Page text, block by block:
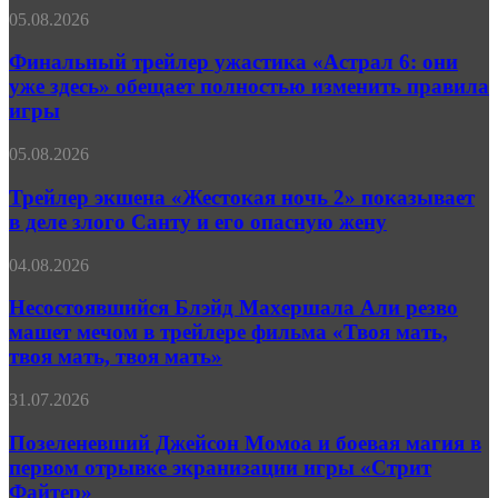
девиантами
трейлере
«Праймтайма»
Финальный
ужастика
6:
они
здесь»
полностью
изменить
правила
игры
05.08.2026
Финальный трейлер ужастика «Астрал 6: они
уже здесь» обещает полностью изменить правила
игры
Трейлер
«Жестокая
ночь 2»
показывает
деле
Санту
и
его
жену
05.08.2026
Трейлер экшена «Жестокая ночь 2» показывает
в деле злого Санту и его опасную жену
Несостоявшийся
Махершала
резво
машет
в
фильма
«Твоя
мать,
04.08.2026
Несостоявшийся Блэйд Махершала Али резво
машет мечом в трейлере фильма «Твоя мать,
твоя мать, твоя мать»
Позеленевший
Момоа
и
боевая
31.07.2026
Позеленевший Джейсон Момоа и боевая магия в
первом отрывке экранизации игры «Стрит
Файтер»